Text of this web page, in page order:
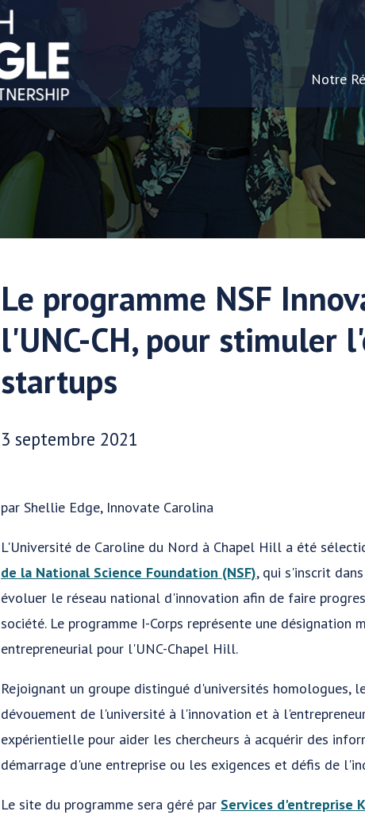
Notre
Le programme NSF
l'UNC-CH, pour stimuler
startups
Date publiée:
3 septembre 2021
par Shellie Edge, Innovate Carolina
L'Université de Caroline du Nord à Chapel Hill a été
de la National Science Foundation (NSF), qui s'inscrit
évoluer le réseau national d'innovation afin de faire
société. Le programme I-Corps représente une désignation
entrepreneurial pour l'UNC-Chapel Hill.
Rejoignant un groupe distingué d'universités homologues,
dévouement de l'université à l'innovation et à
expérientielle pour aider les chercheurs à acquérir des
démarrage d'une entreprise ou les exigences et défis de
Le site du programme sera géré par Services d'entreprise